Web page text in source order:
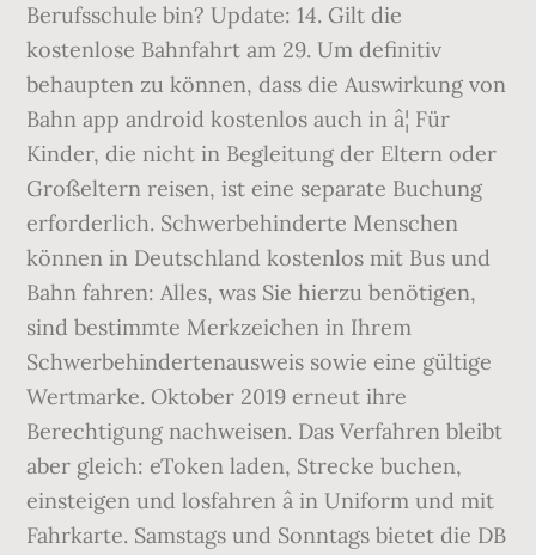
Berufsschule bin? Update: 14. Gilt die
kostenlose Bahnfahrt am 29. Um definitiv
behaupten zu können, dass die Auswirkung von
Bahn app android kostenlos auch in â¦ Für
Kinder, die nicht in Begleitung der Eltern oder
Großeltern reisen, ist eine separate Buchung
erforderlich. Schwerbehinderte Menschen
können in Deutschland kostenlos mit Bus und
Bahn fahren: Alles, was Sie hierzu benötigen,
sind bestimmte Merkzeichen in Ihrem
Schwerbehindertenausweis sowie eine gültige
Wertmarke. Oktober 2019 erneut ihre
Berechtigung nachweisen. Das Verfahren bleibt
aber gleich: eToken laden, Strecke buchen,
einsteigen und losfahren â in Uniform und mit
Fahrkarte. Samstags und Sonntags bietet die DB